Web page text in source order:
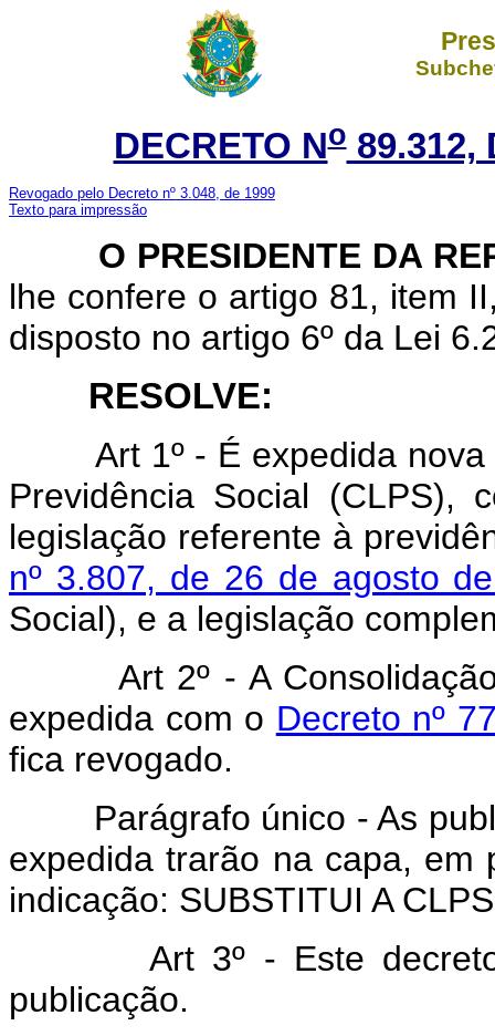
DECRETO No89.312,
Revogado pelo Decreto nº 3.048, de 1999
Texto para impressão
O PRESIDENTE DA
lhe confere o artigo 81, item
disposto no artigo 6º da Lei
RESOLVE:
Art 1º - É expedida
Previdência Social (CLPS),
legislação referente à
nº 3.807, de 26 de agosto
Social), e a legislação
Art 2º - A Consolidação
expedida com o Decreto nº
fica revogado.
Parágrafo único - As
expedida trarão na capa, em
indicação: SUBSTITUI A
Art 3º - Este
publicação.